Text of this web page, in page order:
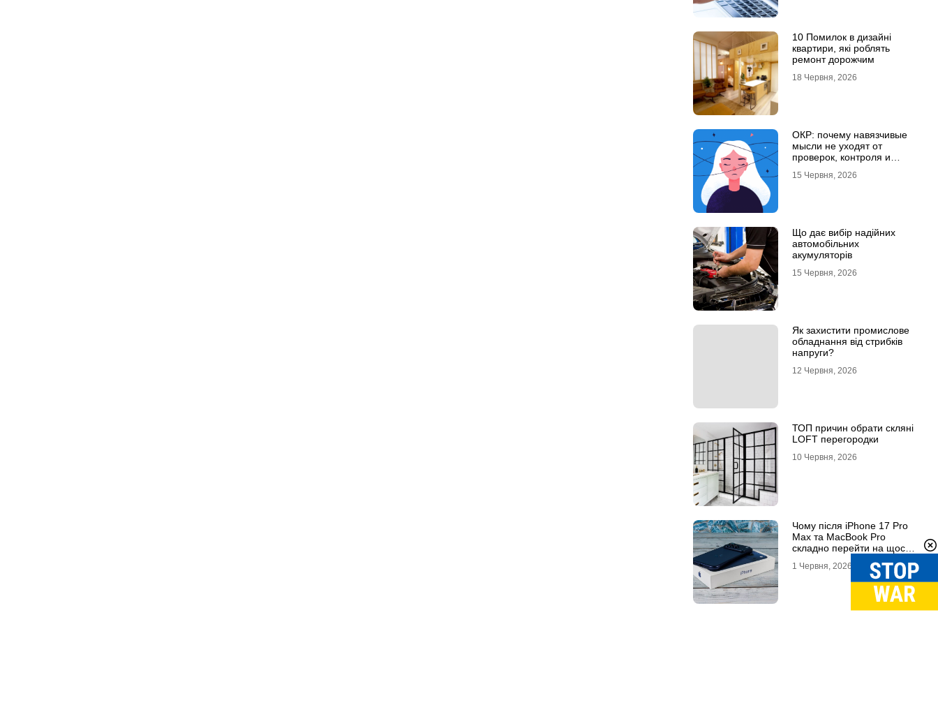
10 Помилок в дизайні
квартири, які роблять
ремонт дорожчим
18 Червня, 2026
ОКР: почему навязчивые
мысли не уходят от
проверок, контроля и
15 Червня, 2026
Що дає вибір надійних
автомобільних
акумуляторів
15 Червня, 2026
Як захистити промислове
обладнання від стрибків
напруги?
12 Червня, 2026
ТОП причин обрати скляні
LOFT перегородки
10 Червня, 2026
Чому після iPhone 17 Pro
Max та MacBook Pro
складно перейти на щось
1 Червня, 2026